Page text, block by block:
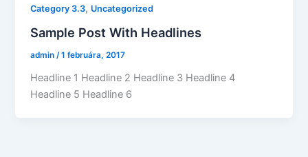
Category 3.3, Uncategorized
Sample Post With Headlines
admin/1 februára, 2017
Headline 1 Headline 2 Headline 3 Headline 4
Headline 5 Headline 6